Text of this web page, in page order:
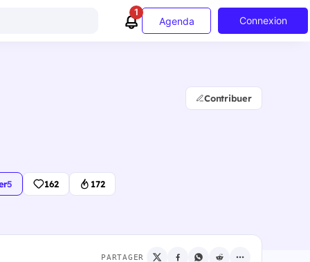
1
Agenda Connexion
Contribuer
·5 162 172
PARTAGER